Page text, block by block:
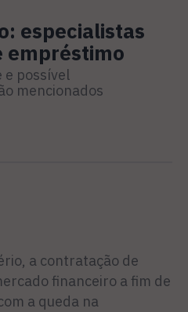
especialistas
empréstimo
e possível
mencionados
a contratação de
financeiro a fim de
a queda na